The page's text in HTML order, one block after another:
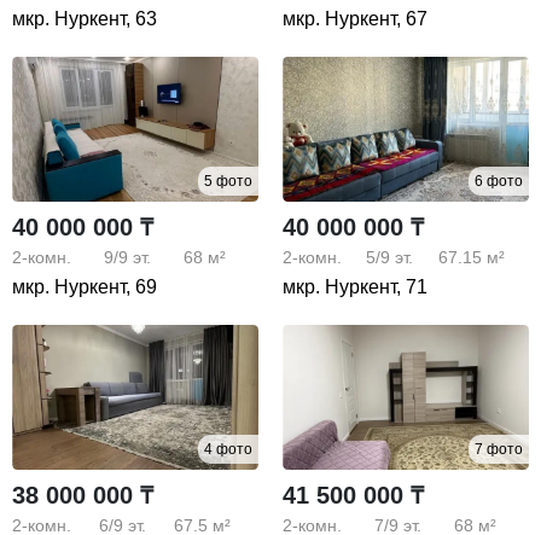
мкр. Нуркент, 63 мкр. Нуркент, 67
5 фото
40 000 000 ₸
2-комн. 9/9 эт. 68 м²
мкр. Нуркент, 69
6 фото
40 000 000 ₸
2-комн. 5/9 эт. 67.15 м²
мкр. Нуркент, 71
4 фото
38 000 000 ₸
2-комн. 6/9 эт. 67.5 м²
7 фото
41 500 000 ₸
2-комн. 7/9 эт. 68 м²